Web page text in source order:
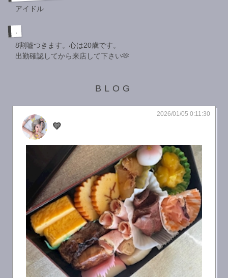
アイドル
.
8割嘘つきます。心は20歳です。
出勤確認してから来店して下さい🫶
BLOG
💛
2026/01/05 0:11:30